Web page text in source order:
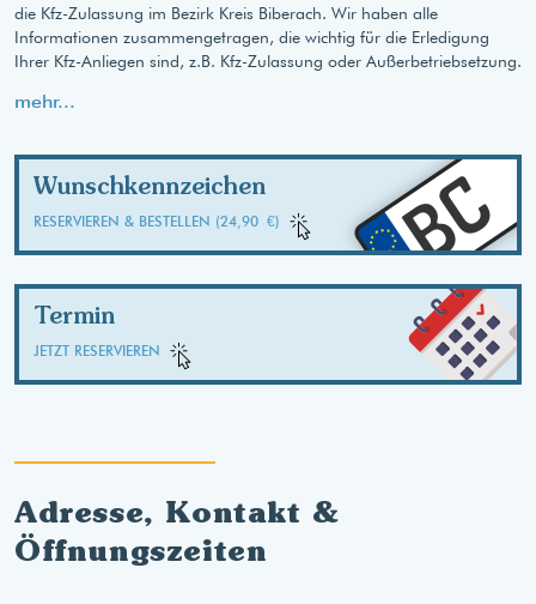
die Kfz-Zulassung im Bezirk Kreis Biberach. Wir haben alle
Informationen zusammengetragen, die wichtig für die Erledigung
Ihrer Kfz-Anliegen sind, z.B. Kfz-Zulassung oder Außerbetriebsetzung.
mehr...
Wunschkennzeichen
RESERVIEREN & BESTELLEN (24,90 €) BC
Termin
JETZT RESERVIEREN
Adresse, Kontakt &
Öffnungszeiten